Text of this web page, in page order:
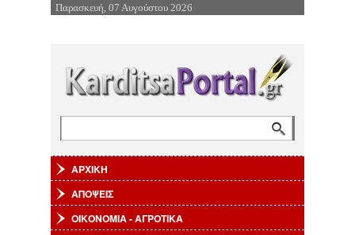
Επιστροφή στην Πλοήγηση
Παρασκευή, 07 Αυγούστου 2026
ΑΡΧΙΚΗ
ΑΠΟΨΕΙΣ
ΟΙΚΟΝΟΜΙΑ - ΑΓΡΟΤΙΚΑ